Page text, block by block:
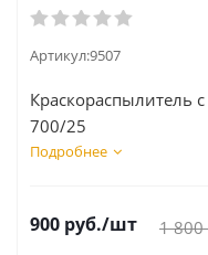
Артикул:9507
Краскораспылитель
700/25
Подробнее
900 руб./шт 1 800